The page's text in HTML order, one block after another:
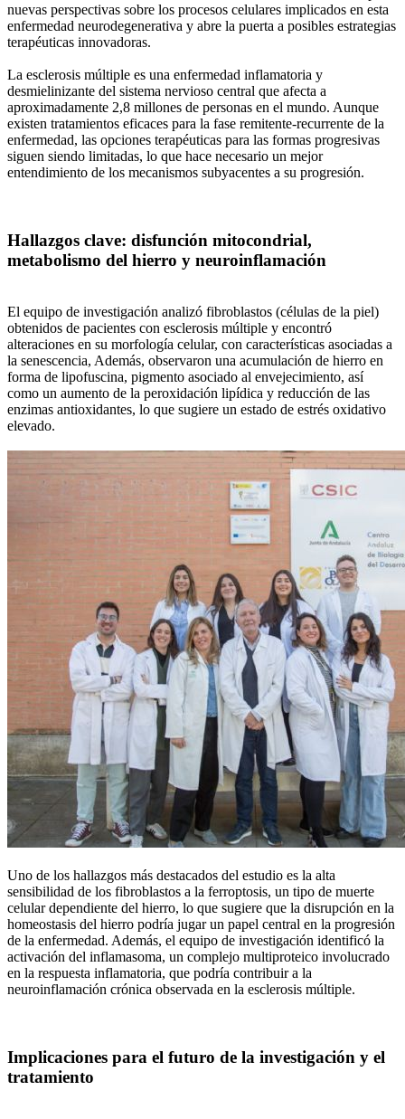
nuevas perspectivas sobre los procesos celulares implicados en esta
enfermedad neurodegenerativa y abre la puerta a posibles estrategias
terapéuticas innovadoras.
La esclerosis múltiple es una enfermedad inflamatoria y
desmielinizante del sistema nervioso central que afecta a
aproximadamente 2,8 millones de personas en el mundo. Aunque
existen tratamientos eficaces para la fase remitente-recurrente de la
enfermedad, las opciones terapéuticas para las formas progresivas
siguen siendo limitadas, lo que hace necesario un mejor
entendimiento de los mecanismos subyacentes a su progresión.
Hallazgos clave: disfunción mitocondrial,
metabolismo del hierro y neuroinflamación
El equipo de investigación analizó fibroblastos (células de la piel)
obtenidos de pacientes con esclerosis múltiple y encontró
alteraciones en su morfología celular, con características asociadas a
la senescencia, Además, observaron una acumulación de hierro en
forma de lipofuscina, pigmento asociado al envejecimiento, así
como un aumento de la peroxidación lipídica y reducción de las
enzimas antioxidantes, lo que sugiere un estado de estrés oxidativo
elevado.
Uno de los hallazgos más destacados del estudio es la alta
sensibilidad de los fibroblastos a la ferroptosis, un tipo de muerte
celular dependiente del hierro, lo que sugiere que la disrupción en la
homeostasis del hierro podría jugar un papel central en la progresión
de la enfermedad. Además, el equipo de investigación identificó la
activación del inflamasoma, un complejo multiproteico involucrado
en la respuesta inflamatoria, que podría contribuir a la
neuroinflamación crónica observada en la esclerosis múltiple.
Implicaciones para el futuro de la investigación y el
tratamiento